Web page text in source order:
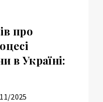
про
в Україні:
2025